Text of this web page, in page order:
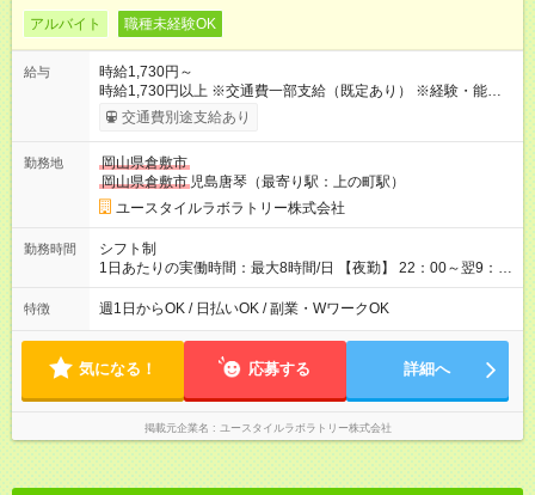
アルバイト 職種未経験OK
給与
時給1,730円～
時給1,730円以上 ※交通費一部支給（既定あり） ※経験・能力を
考慮して決定します 【収入例】 週1回勤務の場合：1,730円×8時
間×4回=5万5,360円 週3回勤務の場合：1,730円×8時間×12回
月 ※ 雇用形態と給与に、本採用時と異なる部分があります。 雇
用形態：本採用時と同じです。 給与：時給 1,480円以上
交通費別途支給あり
勤務地
岡山県倉敷市
岡山県倉敷市 児島唐琴（最寄り駅：上の町駅）
ユースタイルラボラトリー株式会社
勤務時間
シフト制
1日あたりの実働時間：最大8時間/日 【夜勤】 22：00～翌9：
00 ※週1日～OK ／ 夜勤専従 ＊＊ 勤務時間例 ＊＊ ■22時か
ら翌7時 ■23時から翌8時 ■24時から翌9時 など ※上記の時間
ます。 ※曜日固定（毎週同じ曜日での勤務となります）
特徴 週1日からOK / 日払いOK / 副業・WワークOK
気になる！ 応募する 詳細へ
掲載元企業名 ユースタイルラボラトリー株式会社